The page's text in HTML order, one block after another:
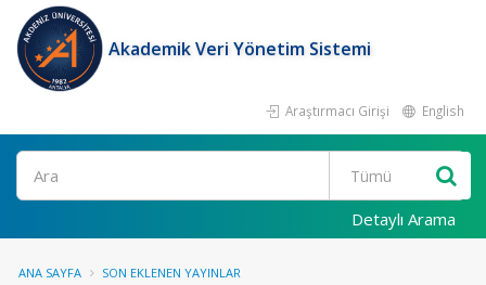
Akademik Veri Yönetim Sistemi
Araştırmacı Girişi English
Ara
Detaylı Arama
ANA SAYFA SON EKLENEN YAYINLAR